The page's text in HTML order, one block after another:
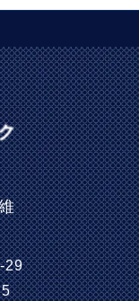
29